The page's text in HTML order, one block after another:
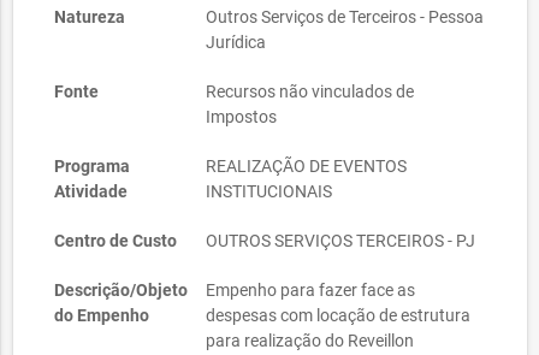
Natureza
Outros Serviços de Terceiros - Pessoa
Jurídica
Fonte
Recursos não vinculados de
Impostos
Programa
Atividade
REALIZAÇÃO DE EVENTOS
INSTITUCIONAIS
Centro de Custo OUTROS SERVIÇOS TERCEIROS - PJ
Descrição/Objeto
do Empenho
Empenho para fazer face as
despesas com locação de estrutura
para realização do Reveillon